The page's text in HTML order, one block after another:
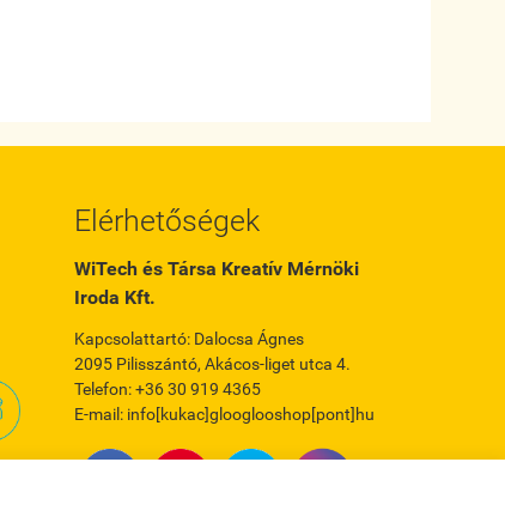
Elérhetőségek
WiTech és Társa Kreatív Mérnöki
Iroda Kft.
Kapcsolattartó: Dalocsa Ágnes
2095 Pilisszántó, Akácos-liget utca 4.
Telefon: +36 30 919 4365
E-mail: info[kukac]glooglooshop[pont]hu